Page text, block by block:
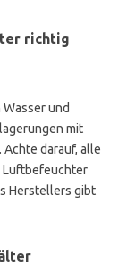
richtig
und
mit
darauf, alle
Luftbefeuchter
Herstellers gibt